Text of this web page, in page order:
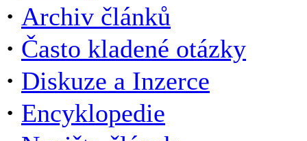
· Archiv článků
· Často kladené otázky
· Diskuze a Inzerce
· Encyklopedie